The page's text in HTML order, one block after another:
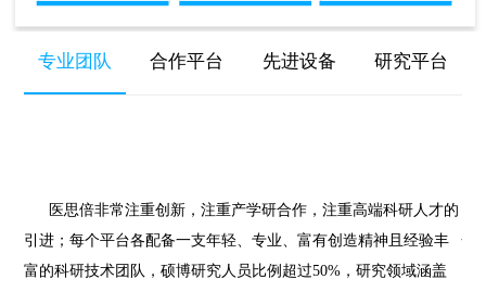
专业团队 合作平台 先进设备 研究平台
医思倍非常注重创新，注重产学研合作，注重高端科研人才的
引进；每个平台各配备一支年轻、专业、富有创造精神且经验丰
富的科研技术团队，硕博研究人员比例超过50%，研究领域涵盖
合